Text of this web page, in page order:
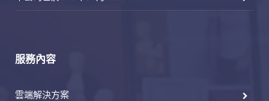
服務內容
雲端解決方案